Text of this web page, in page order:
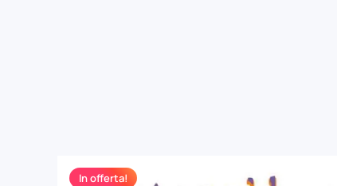
In offerta!